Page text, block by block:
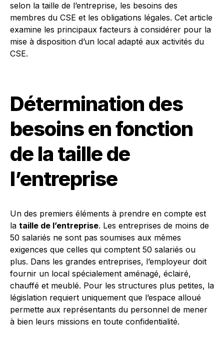
selon la taille de l’entreprise, les besoins des
membres du CSE et les obligations légales. Cet article
examine les principaux facteurs à considérer pour la
mise à disposition d’un local adapté aux activités du
CSE.
Détermination des
besoins en fonction
de la taille de
l’entreprise
Un des premiers éléments à prendre en compte est
la taille de l’entreprise. Les entreprises de moins de
50 salariés ne sont pas soumises aux mêmes
exigences que celles qui comptent 50 salariés ou
plus. Dans les grandes entreprises, l’employeur doit
fournir un local spécialement aménagé, éclairé,
chauffé et meublé. Pour les structures plus petites, la
législation requiert uniquement que l’espace alloué
permette aux représentants du personnel de mener
à bien leurs missions en toute confidentialité.